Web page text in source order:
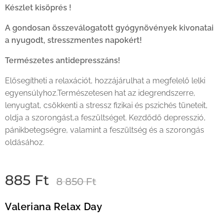
Készlet kisöprés !
A gondosan összeválogatott gyógynövények kivonatai
a nyugodt, stresszmentes napokért!
Természetes antidepresszáns!
Elősegítheti a relaxációt, hozzájárulhat a megfelelő lelki
egyensúlyhoz.Természetesen hat az idegrendszerre,
lenyugtat, csökkenti a stressz fizikai és pszichés tüneteit,
oldja a szorongást,a feszültséget. Kezdődő depresszió,
pánikbetegségre, valamint a feszültség és a szorongás
oldásához.
885 Ft 8 850Ft
Valeriana Relax Day